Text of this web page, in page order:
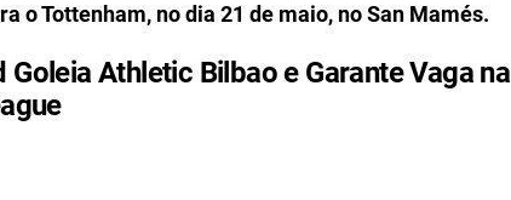
o Tottenham, no dia 21 de maio, no San Mamés.
Athletic Bilbao e Garante Vaga na